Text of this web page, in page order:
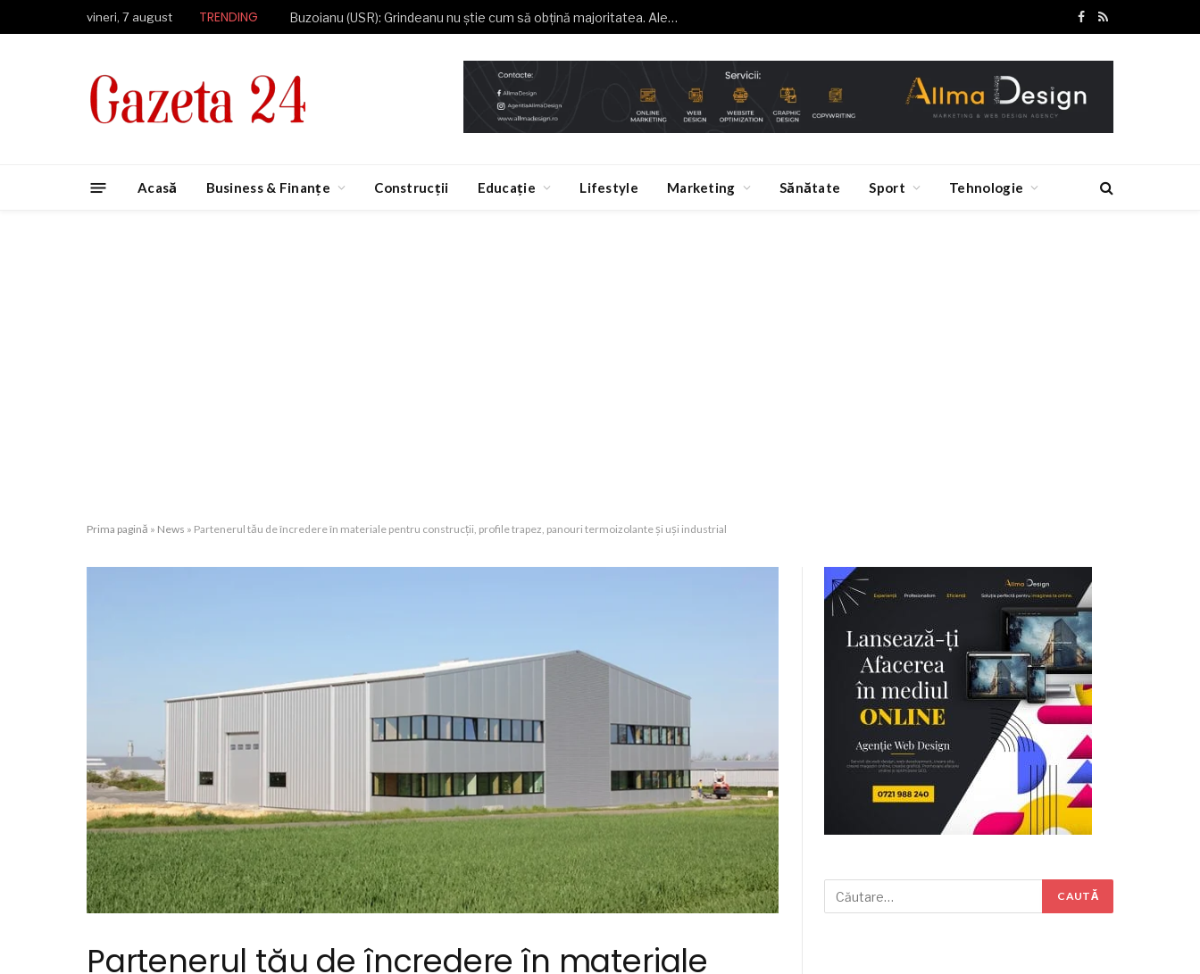
vineri, 7 august TRENDING Buzoianu (USR): Grindeanu nu știe cum să obțină majoritatea. Alegeri anticipate, o necesitate
Facebook
RSS
Acasă Business & Finanțe Construcții Educație Lifestyle Marketing Sănătate Sport Tehnologie
Prima pagină » News » Partenerul tău de încredere în materiale pentru construcții, profile trapez, panouri termoizolante și uși industrial
Partenerul tău de încredere în materiale